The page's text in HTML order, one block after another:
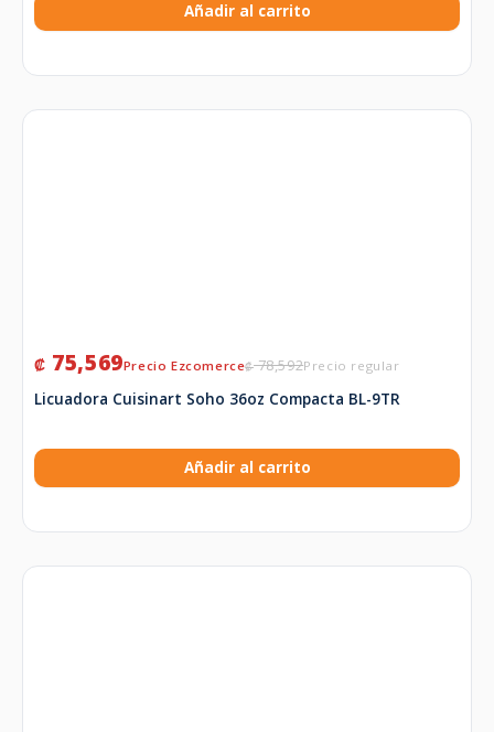
Añadir al carrito
₡78,592
₡ 75,569
Licuadora Cuisinart Soho 36oz Compacta BL-9TR
Añadir al carrito